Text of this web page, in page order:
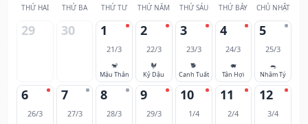
THỨ HAI THỨ BA THỨ TƯ THỨ NĂM THỨ SÁU THỨ BẢY CHỦ NHẬT
29 30 1
21/3
🐒
Mậu Thân
2
22/3
🐓
Kỷ Dậu
3
23/3
🐕
Canh Tuất
4
24/3
🐖
Tân Hợi
5
25/3
🐀
Nhâm Tý
6
26/3
7
27/3
8
28/3
9
29/3
10
1/4
11
2/4
12
3/4